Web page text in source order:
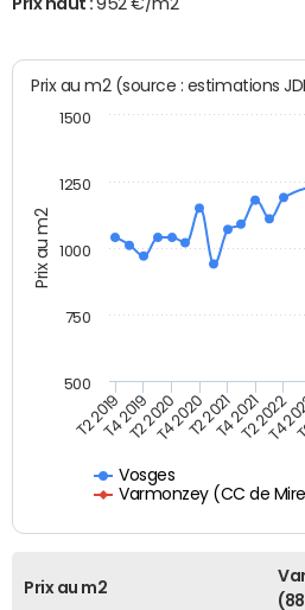
Prix au m2
Prix au m2 (source : estimations
Vosges
Varmonzey (CC de
T2 2019T4 2019T2 2020T4 2020T2 2021T4 2021T2 2022
T4
1000
500
750
1250
1500
Prix au m2